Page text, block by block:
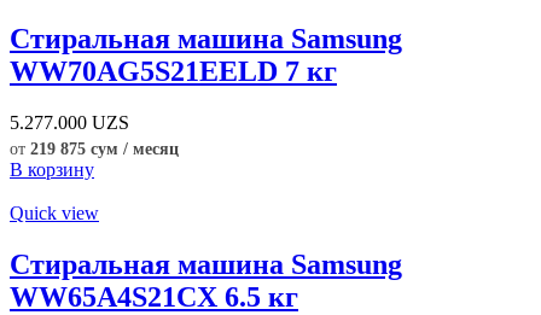
Стиральная машина Samsung
WW70AG5S21EELD 7 кг
5.277.000 UZS
от 219 875 сум / месяц
В корзину
Quick view
Стиральная машина Samsung
WW65A4S21CX 6.5 кг